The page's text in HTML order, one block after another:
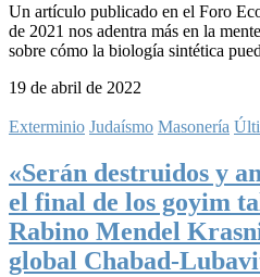
Un artículo publicado en el Foro
de 2021 nos adentra más en la
sobre cómo la biología sintética
19 de abril de 2022
Exterminio Judaísmo Masonería
«Serán destruidos y
el final de los goyim
Rabino Mendel
global Chabad-